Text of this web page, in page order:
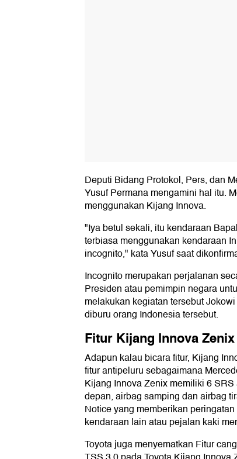
Deputi Bidang Protokol, Pers, dan
Yusuf Permana mengamini hal itu.
menggunakan Kijang Innova.
"Iya betul sekali, itu kendaraan
terbiasa menggunakan kendaraan
incognito," kata Yusuf saat
Incognito merupakan perjalanan
Presiden atau pemimpin negara
melakukan kegiatan tersebut
diburu orang Indonesia tersebut.
Fitur Kijang Innova
Adapun kalau bicara fitur, Kijang
fitur antipeluru sebagaimana
Kijang Innova Zenix memiliki 6
depan, airbag samping dan airbag
Notice yang memberikan
kendaraan lain atau pejalan kaki
Toyota juga menyematkan Fitur